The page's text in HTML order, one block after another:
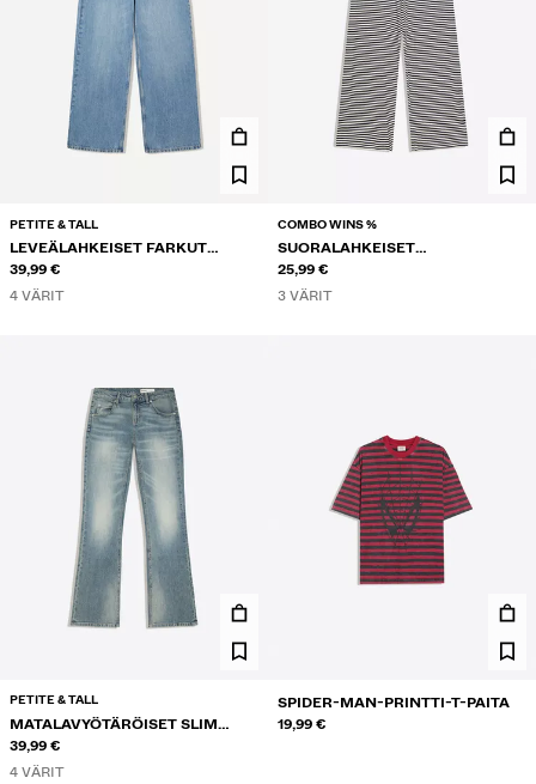
PETITE & TALL
LEVEÄLAHKEISET FARKUT
KIETAISUVYÖTÄRÖLLÄ
39,99 €
4 VÄRIT
COMBO WINS %
SUORALAHKEISET
RAITAHOUSUT PRINTTIKUOSILLA
25,99 €
3 VÄRIT
PETITE & TALL
MATALAVYÖTÄRÖISET SLIM
BOOTCUT-FARKUT
39,99 €
4 VÄRIT
SPIDER-MAN-PRINTTI-T-PAITA
19,99 €